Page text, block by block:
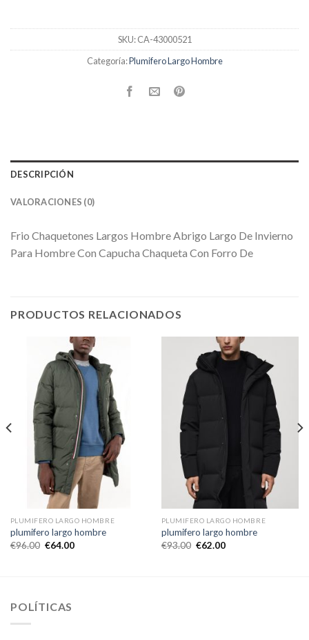
SKU:CA-43000521
Categoría:Plumifero Largo Hombre
DESCRIPCIÓN
VALORACIONES (0)
Frio Chaquetones Largos Hombre Abrigo Largo De Invierno
Para Hombre Con Capucha Chaqueta Con Forro De
PRODUCTOS RELACIONADOS
PLUMIFERO LARGO HOMBRE
plumifero largo hombre
€96.00 €64.00
PLUMIFERO LARGO HOMBRE
plumifero largo hombre
€93.00 €62.00
POLÍTICAS